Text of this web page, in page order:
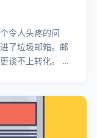
令人头疼的问
了垃圾邮箱。邮
谈不上转化。 那
一